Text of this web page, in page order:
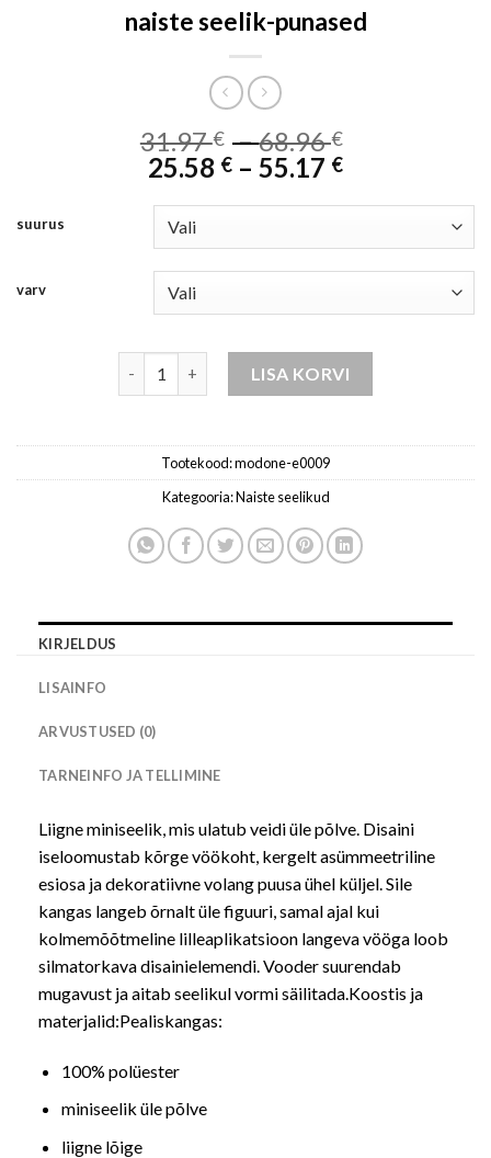
naiste seelik-punased
31.97€ –68.96€
68.96 €
25.58 € – 55.17 €Price
through
55.17 €
suurus
varv
LISA KORVI
Tootekood:modone-e0009
Kategooria:Naiste seelikud
KIRJELDUS
LISAINFO
ARVUSTUSED (0)
TARNEINFO JA TELLIMINE
Liigne miniseelik, mis ulatub veidi üle põlve. Disaini
iseloomustab kõrge vöökoht, kergelt asümmeetriline
esiosa ja dekoratiivne volang puusa ühel küljel. Sile
kangas langeb õrnalt üle figuuri, samal ajal kui
kolmemõõtmeline lilleaplikatsioon langeva vööga loob
silmatorkava disainielemendi. Vooder suurendab
mugavust ja aitab seelikul vormi säilitada.Koostis ja
materjalid:Pealiskangas:
100% polüester
miniseelik üle põlve
liigne lõige